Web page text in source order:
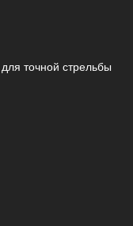
точной стрельбы